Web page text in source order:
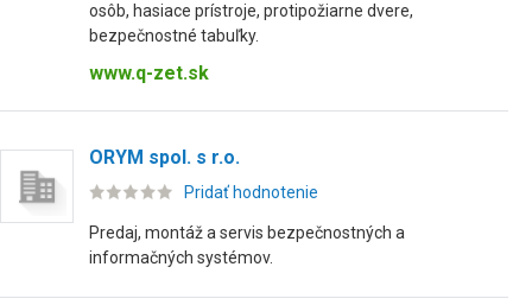
osôb, hasiace prístroje, protipožiarne dvere,
bezpečnostné tabuľky.
www.q-zet.sk
ORYM spol. s r.o.
Pridať hodnotenie
Predaj, montáž a servis bezpečnostných a
informačných systémov.